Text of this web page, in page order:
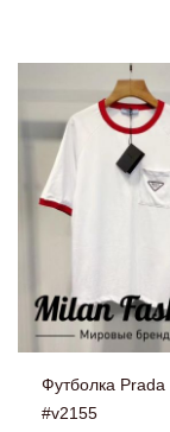
Футболка Prada
#v2155